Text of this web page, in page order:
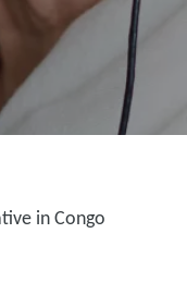
in Congo